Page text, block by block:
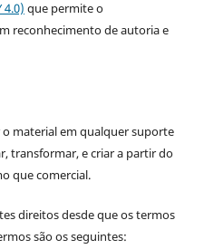
4.0) que permite o
reconhecimento de autoria e
material em qualquer suporte
transformar, e criar a partir do
que comercial.
direitos desde que os termos
são os seguintes: